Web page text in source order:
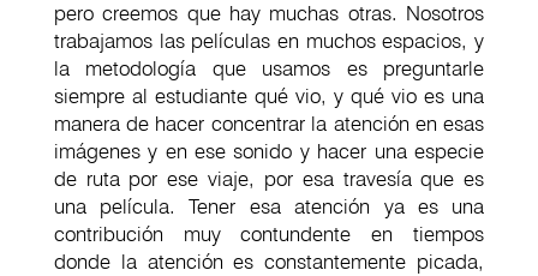
pero creemos que hay muchas otras. Nosotros
trabajamos las películas en muchos espacios, y
la metodología que usamos es preguntarle
siempre al estudiante qué vio, y qué vio es una
manera de hacer concentrar la atención en esas
imágenes y en ese sonido y hacer una especie
de ruta por ese viaje, por esa travesía que es
una película. Tener esa atención ya es una
contribución muy contundente en tiempos
donde la atención es constantemente picada,